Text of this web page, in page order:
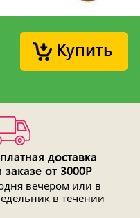
Купить
доставка
заказе от 3000Р
вечером или в
в течении